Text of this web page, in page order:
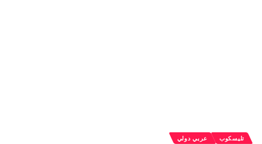
تليسكوب عربي دولي